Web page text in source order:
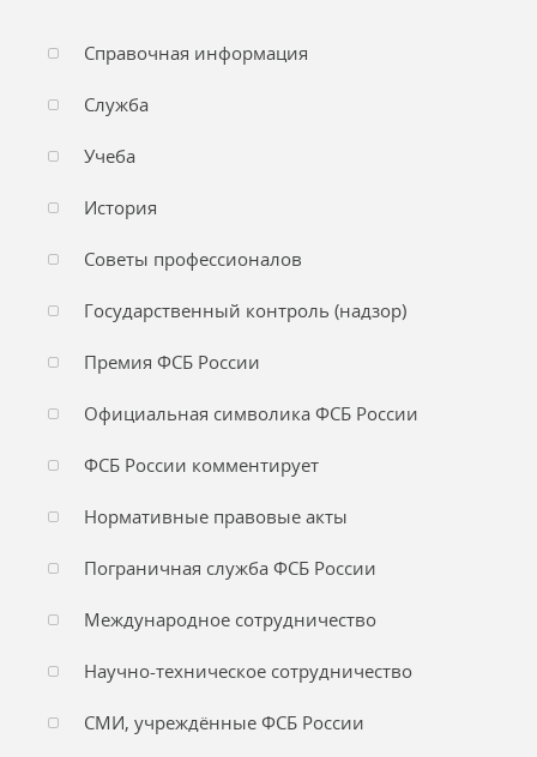
Справочная информация
Служба
Учеба
История
Советы профессионалов
Государственный контроль (надзор)
Премия ФСБ России
Официальная символика ФСБ России
ФСБ России комментирует
Нормативные правовые акты
Пограничная служба ФСБ России
Международное сотрудничество
Научно-техническое сотрудничество
СМИ, учреждённые ФСБ России